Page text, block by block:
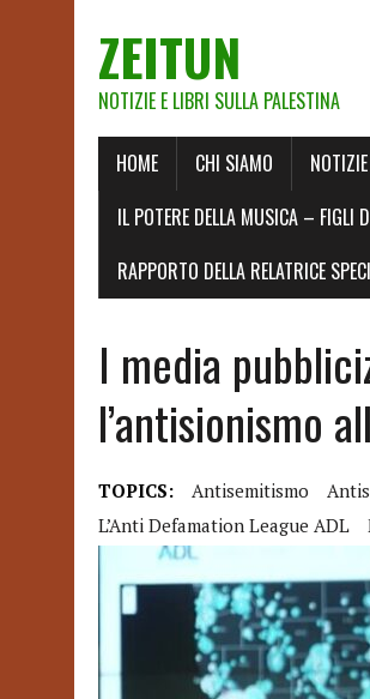
ZEITUN
NOTIZIE E LIBRI SULLA PALESTINA
HOME CHI SIAMO NOTIZIE
IL POTERE DELLA MUSICA – FIGLI
RAPPORTO DELLA RELATRICE
I media
l’antisionismo
TOPICS: Antisemitismo
L’Anti Defamation League ADL